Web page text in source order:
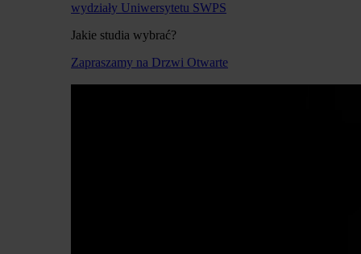
wydziały Uniwersytetu SWPS
Jakie studia wybrać?
Zapraszamy na Drzwi Otwarte